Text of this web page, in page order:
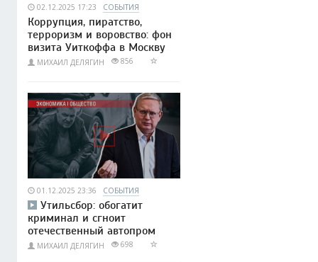
02.12.2025 17:23 СОБЫТИЯ
Коррупция, пиратство,
терроризм и воровство: фон
визита Уиткоффа в Москву
МИХАИЛ ДЕЛЯГИН 856
01.12.2025 23:36 СОБЫТИЯ
Утильсбор: обогатит
криминал и сгноит
отечественный автопром
МИХАИЛ ДЕЛЯГИН 698